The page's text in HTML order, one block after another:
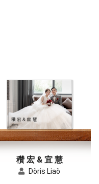
穳 宏 & 宜 慧
Döris Liaö